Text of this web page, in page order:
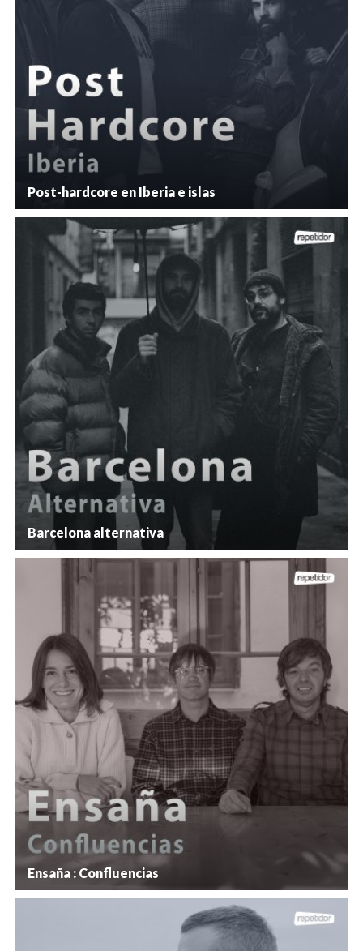
Post-hardcore en Iberia e islas
Barcelona alternativa
Ensaña : Confluencias